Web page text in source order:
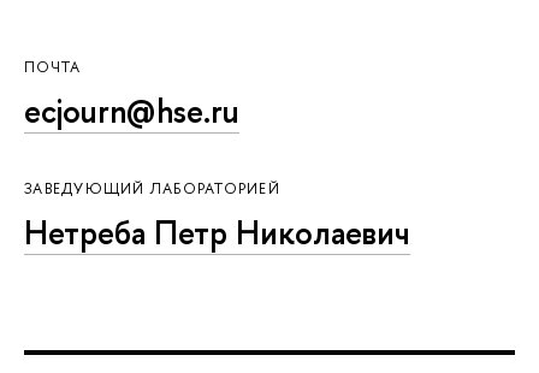
ПОЧТА
ecjourn@hse.ru
ЗАВЕДУЮЩИЙ ЛАБОРАТОРИЕЙ
Нетреба Петр Николаевич